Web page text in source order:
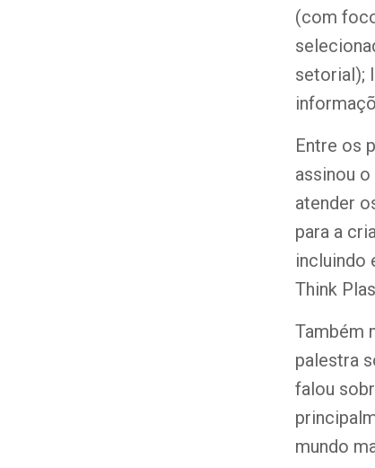
(com
setorial);
Entre os
assinou
atender
para a
incluindo
Think
Também
palestra
falou
mundo